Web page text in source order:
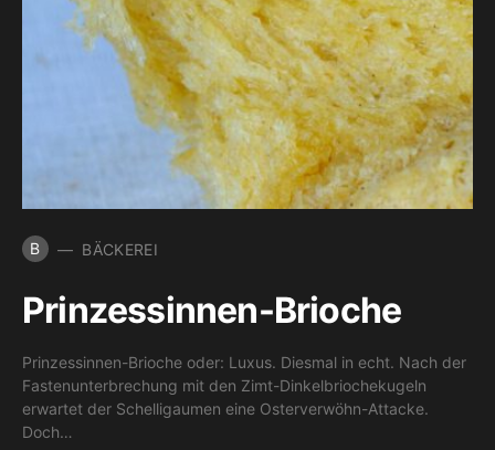
B BÄCKEREI
Prinzessinnen-Brioche
Prinzessinnen-Brioche oder: Luxus. Diesmal in echt. Nach der
Fastenunterbrechung mit den Zimt-Dinkelbriochekugeln
erwartet der Schelligaumen eine Osterverwöhn-Attacke.
Doch…